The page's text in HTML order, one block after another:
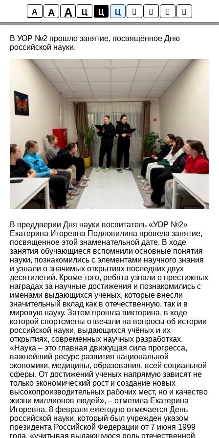
A A A Ц Ц Ц
Новости
В УОР №2 прошло занятие, посвящённое Дню
российской науки.
В преддверии Дня науки воспитатель «УОР №2»
Екатерина Игоревна Подловилина провела занятие,
посвященное этой знаменательной дате. В ходе
занятия обучающиеся вспомнили основные понятия
науки, познакомились с элементами научного знания
и узнали о значимых открытиях последних двух
десятилетий. Кроме того, ребята узнали о престижных
наградах за научные достижения и познакомились с
именами выдающихся ученых, которые внесли
значительный вклад как в отечественную, так и в
мировую науку. Затем прошла викторина, в ходе
которой спортсмены отвечали на вопросы об истории
российской науки, выдающихся учёных и их
открытиях, современных научных разработках.
«Наука – это главная движущая сила прогресса,
важнейший ресурс развития национальной
экономики, медицины, образования, всей социальной
сферы. От достижений ученых напрямую зависят не
только экономический рост и создание новых
высокопроизводительных рабочих мест, но и качество
жизни миллионов людей», – отметила Екатерина
Игоревна. 8 февраля ежегодно отмечается День
российской науки, который был учрежден указом
президента Российской Федерации от 7 июня 1999
года, «учитывая выдающуюся роль отечественной